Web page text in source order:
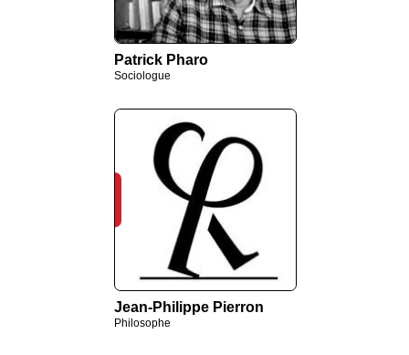
Patrick Pharo
Sociologue
Jean-Philippe Pierron
Philosophe